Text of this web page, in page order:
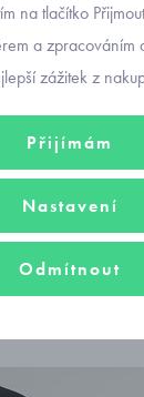
legíny,
ponožkami.
Seřadit podle
Nejprodávanější
Od nejdražšího
na tlačítko
a zpracováním
zážitek z
Přijímám
Nastavení
Odmítnout